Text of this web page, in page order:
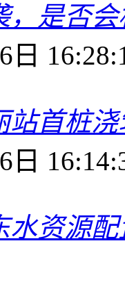
，是否
日
站首桩
日
水资源